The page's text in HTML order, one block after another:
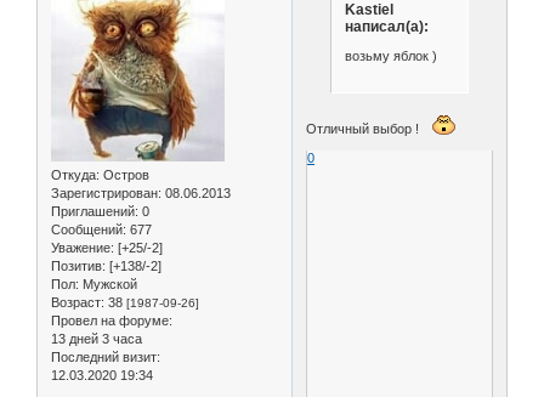
Откуда: Остров
Зарегистрирован: 08.06.2013
Приглашений: 0
Сообщений: 677
Уважение: [+25/-2]
Позитив: [+138/-2]
Пол: Мужской
Возраст: 38 [1987-09-26]
Провел на форуме:
13 дней 3 часа
Последний визит:
12.03.2020 19:34
Kastiel
написал(а):
возьму яблок )
Отличный выбор !
0